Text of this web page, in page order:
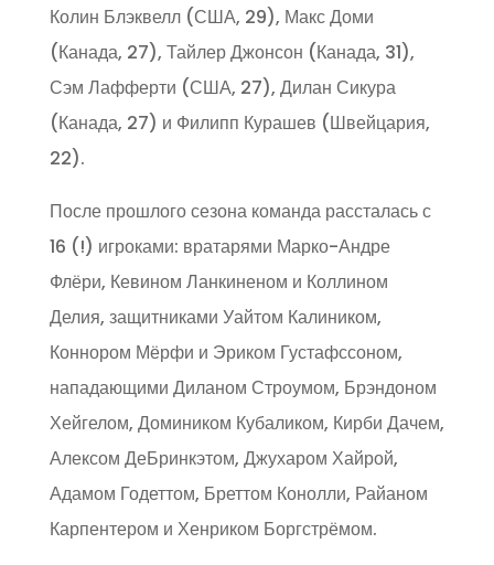
Колин Блэквелл (США, 29), Макс Доми
(Канада, 27), Тайлер Джонсон (Канада, 31),
Сэм Лафферти (США, 27), Дилан Сикура
(Канада, 27) и Филипп Курашев (Швейцария,
22).
После прошлого сезона команда рассталась с
16 (!) игроками: вратарями Марко-Андре
Флёри, Кевином Ланкиненом и Коллином
Делия, защитниками Уайтом Калиником,
Коннором Мёрфи и Эриком Густафссоном,
нападающими Диланом Строумом, Брэндоном
Хейгелом, Домиником Кубаликом, Кирби Дачем,
Алексом ДеБринкэтом, Джухаром Хайрой,
Адамом Годеттом, Бреттом Конолли, Райаном
Карпентером и Хенриком Боргстрёмом.